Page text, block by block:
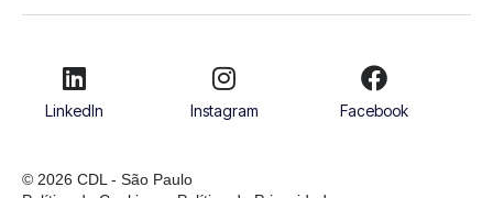
LinkedIn Instagram Facebook
© 2026 CDL - São Paulo